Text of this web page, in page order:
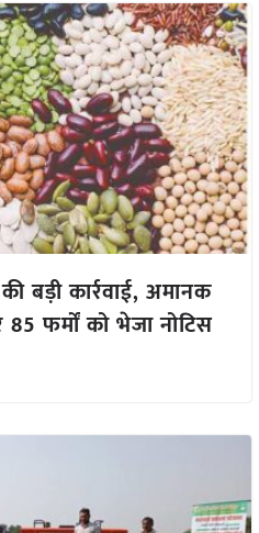
बड़ी कार्रवाई, अमानक
फर्मों को भेजा नोटिस